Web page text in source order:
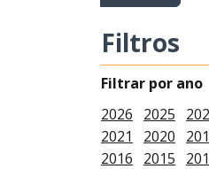
Filtros
Filtrar por ano
2026
2025
2021
2020
2016
2015